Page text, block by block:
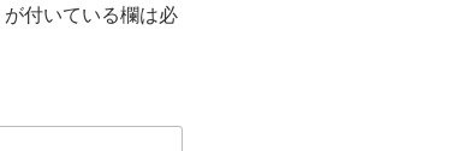
が付いている欄は必